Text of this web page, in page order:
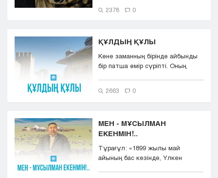
2378 0
ҚҰЛДЫҢ ҚҰЛЫ
Көне заманның бірінде айбынды
бір патша өмір сүріпті. Оның
2663 0
МЕН - МҰСЫЛМАН
ЕКЕНМІН!..
Тұрағұл: «1899 жылы май
айының бас кезінде, Үлкен